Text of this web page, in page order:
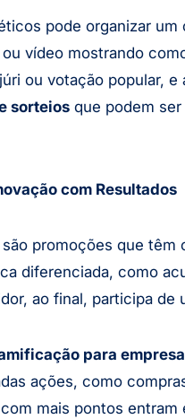
pode organizar um
vídeo mostrando
ou votação popular, e
sorteios que podem
com Resultados
são promoções que têm
diferenciada, como
ao final, participa de
para
ações, como
mais pontos entram